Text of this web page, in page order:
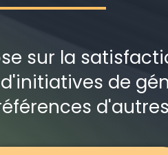
sur la
de